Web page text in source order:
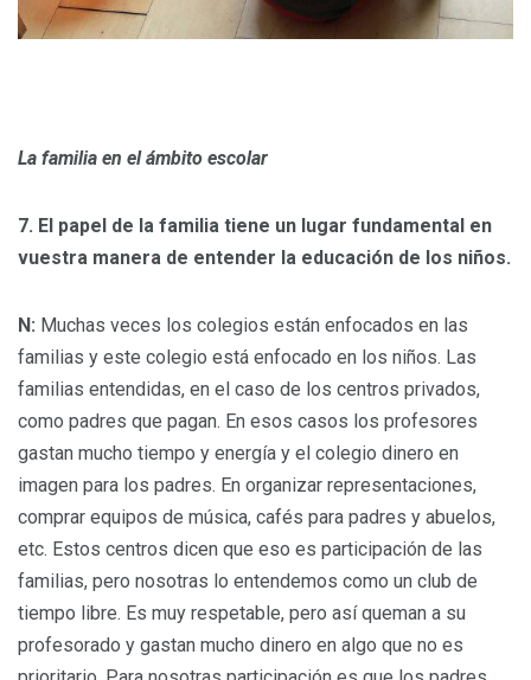
La familia en el ámbito escolar
7. El papel de la familia tiene un lugar fundamental en
vuestra manera de entender la educación de los niños.
N: Muchas veces los colegios están enfocados en las
familias y este colegio está enfocado en los niños. Las
familias entendidas, en el caso de los centros privados,
como padres que pagan. En esos casos los profesores
gastan mucho tiempo y energía y el colegio dinero en
imagen para los padres. En organizar representaciones,
comprar equipos de música, cafés para padres y abuelos,
etc. Estos centros dicen que eso es participación de las
familias, pero nosotras lo entendemos como un club de
tiempo libre. Es muy respetable, pero así queman a su
profesorado y gastan mucho dinero en algo que no es